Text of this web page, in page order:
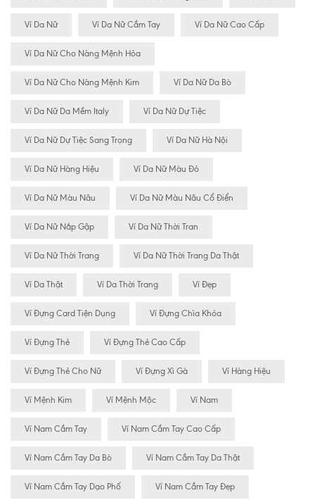
Ví Da Nữ Ví Da Nữ Cầm Tay Ví Da Nữ Cao Cấp
Ví Da Nữ Cho Nàng Mệnh Hỏa
Ví Da Nữ Cho Nàng Mệnh Kim Ví Da Nữ Da Bò
Ví Da Nữ Da Mềm Italy Ví Da Nữ Dự Tiệc
Ví Da Nữ Dự Tiệc Sang Trọng Ví Da Nữ Hà Nội
Ví Da Nữ Hàng Hiệu Ví Da Nữ Màu Đỏ
Ví Da Nữ Màu Nâu Ví Da Nữ Màu Nâu Cổ Điển
Ví Da Nữ Nắp Gập Ví Da Nữ Thời Tran
Ví Da Nữ Thời Trang Ví Da Nữ Thời Trang Da Thật
Ví Da Thật Ví Da Thời Trang Ví Đẹp
Ví Đựng Card Tiện Dụng Ví Đựng Chìa Khóa
Ví Đựng Thẻ Ví Đựng Thẻ Cao Cấp
Ví Đựng Thẻ Cho Nữ Ví Đựng Xì Gà Ví Hàng Hiệu
Ví Mệnh Kim Ví Mệnh Mộc Ví Nam
Ví Nam Cầm Tay Ví Nam Cầm Tay Cao Cấp
Ví Nam Cầm Tay Da Bò Ví Nam Cầm Tay Da Thật
Ví Nam Cầm Tay Dạo Phố Ví Nam Cầm Tay Đẹp